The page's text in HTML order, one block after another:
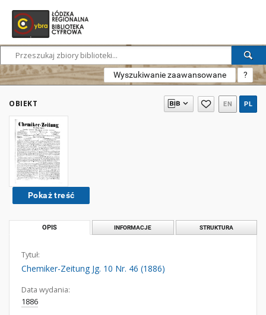
Wyszukiwanie zaawansowane ?
OBIEKT EN PL
Pokaż treść
OPIS INFORMACJE STRUKTURA
Tytuł:
Chemiker-Zeitung Jg. 10 Nr. 46 (1886)
Data wydania:
1886